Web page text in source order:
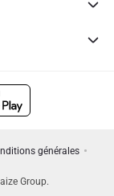
générales
Group.